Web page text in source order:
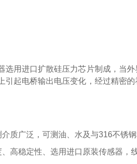
用进口扩散硅压力芯片制成，当
起电桥输出电压变化，经过精密的
质广泛，可测油、水及与316不锈钢
高稳定性、选用进口原装传感器，线